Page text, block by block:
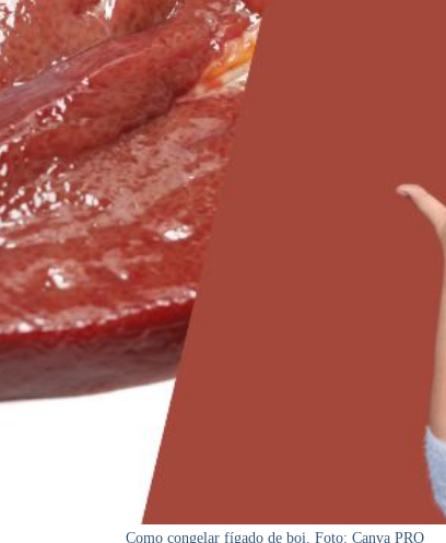
Como congelar fígado de boi. Foto: Canva PRO